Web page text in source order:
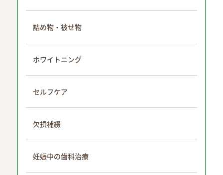
詰め物・被せ物
ホワイトニング
セルフケア
欠損補綴
妊娠中の歯科治療